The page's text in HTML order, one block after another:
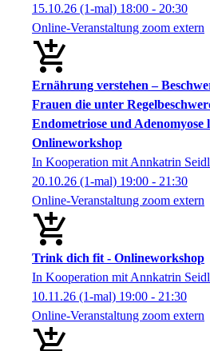
15.10.26 (1-mal) 18:00 - 20:30
Online-Veranstaltung zoom extern
Ernährung verstehen –
Frauen die unter
Endometriose und Adenomyose
Onlineworkshop
In Kooperation mit Annkatrin
20.10.26 (1-mal) 19:00 - 21:30
Online-Veranstaltung zoom extern
Trink dich fit - Onlineworkshop
In Kooperation mit Annkatrin
10.11.26 (1-mal) 19:00 - 21:30
Online-Veranstaltung zoom extern